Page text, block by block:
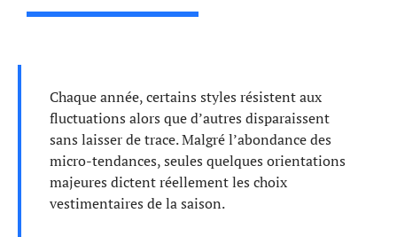
Chaque année, certains styles résistent aux
fluctuations alors que d’autres disparaissent
sans laisser de trace. Malgré l’abondance des
micro-tendances, seules quelques orientations
majeures dictent réellement les choix
vestimentaires de la saison.